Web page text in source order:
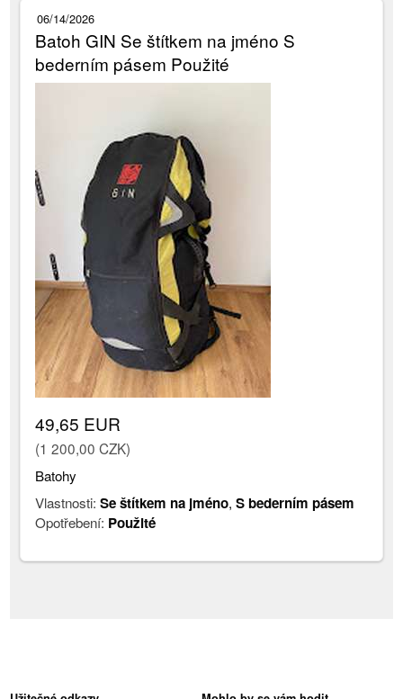
06/14/2026
Batoh GIN Se štítkem na jméno S
bederním pásem Použité
49,65 EUR
(1 200,00 CZK)
Batohy
Vlastnosti:Se štítkem na jméno,S bederním pásem
Opotřebení: Použité